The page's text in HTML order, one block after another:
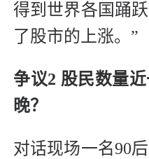
得到世界各国踊
了股市的上涨。”
争议2 股民数量
晚？
对话现场一名90